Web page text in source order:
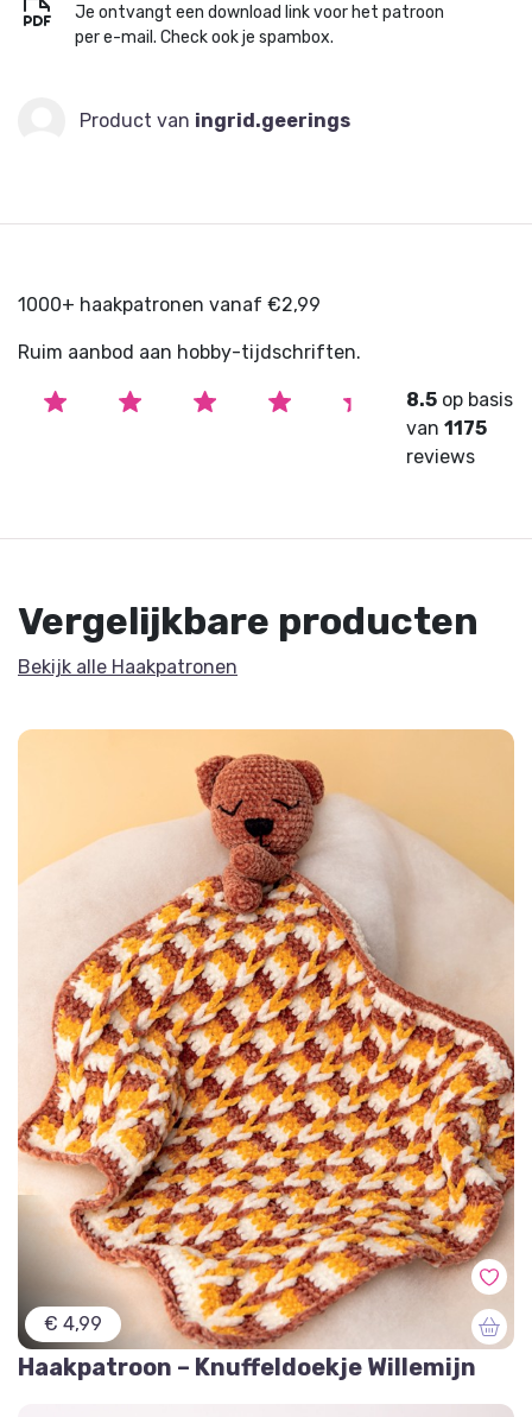
Je ontvangt een download link voor het patroon
per e-mail. Check ook je spambox.
Product van ingrid.geerings
1000+ haakpatronen vanaf €2,99
Ruim aanbod aan hobby-tijdschriften.
8.5 op basis
van1175
reviews
Vergelijkbare producten
Bekijk alle Haakpatronen
€ 4,99
Haakpatroon – Knuffeldoekje Willemijn